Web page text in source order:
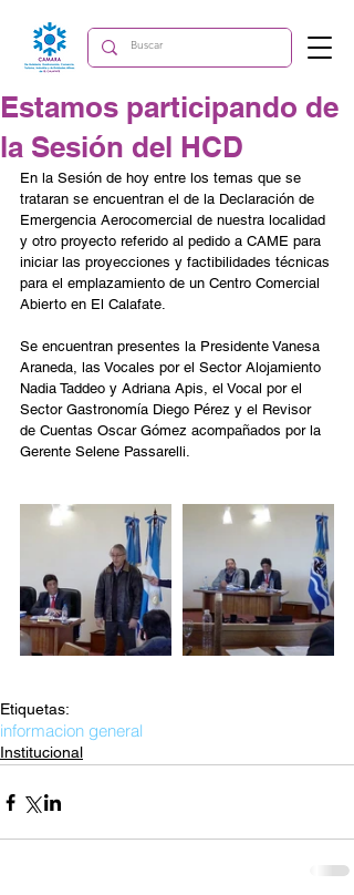
Estamos participando de
la Sesión del HCD
En la Sesión de hoy entre los temas que se
trataran se encuentran el de la Declaración de
Emergencia Aerocomercial de nuestra localidad
y otro proyecto referido al pedido a CAME para
iniciar las proyecciones y factibilidades técnicas
para el emplazamiento de un Centro Comercial
Abierto en El Calafate.
Se encuentran presentes la Presidente Vanesa
Araneda, las Vocales por el Sector Alojamiento
Nadia Taddeo y Adriana Apis, el Vocal por el
Sector Gastronomía Diego Pérez y el Revisor
de Cuentas Oscar Gómez acompañados por la
Gerente Selene Passarelli.
Etiquetas:
informacion general
Institucional